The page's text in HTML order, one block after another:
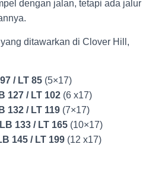
dengan jalan, tetapi ada jalur
ditawarkan di Clover Hill,
/ LT 85 (5×17)
127 / LT 102 (6 x17)
132 / LT 119 (7×17)
LB 133 / LT 165 (10×17)
145 / LT 199 (12 x17)